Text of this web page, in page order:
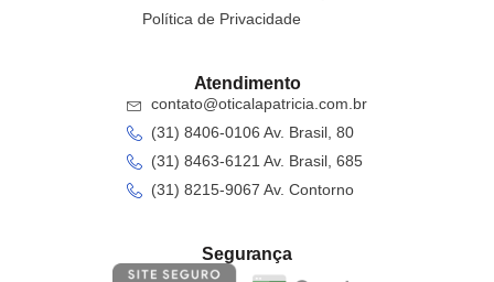
Política de Privacidade
Atendimento
contato@oticalapatricia.com.br
(31) 8406-0106 Av. Brasil, 80
(31) 8463-6121 Av. Brasil, 685
(31) 8215-9067 Av. Contorno
Segurança